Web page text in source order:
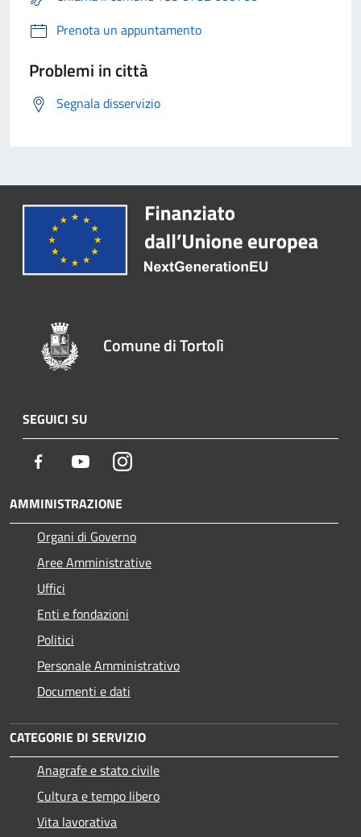
Prenota un appuntamento
Problemi in città
Segnala disservizio
Comune di Tortolì
SEGUICI SU
Facebook YoutubeInstagram
AMMINISTRAZIONE
Organi di Governo
Aree Amministrative
Uffici
Enti e fondazioni
Politici
Personale Amministrativo
Documenti e dati
CATEGORIE DI SERVIZIO
Anagrafe e stato civile
Cultura e tempo libero
Vita lavorativa